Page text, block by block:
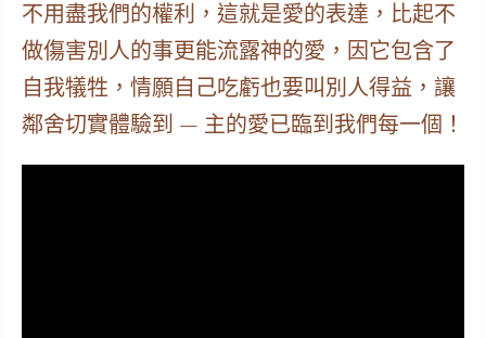
不用盡我們的權利， 這就是愛的表達 ，比起不
做傷害別人的事更能流露神的愛，因它包含了
自我犠牲，情願自己吃虧也要叫別人得益，讓
鄰舍切實體驗到 — 主的愛已臨到我們每一個 ！